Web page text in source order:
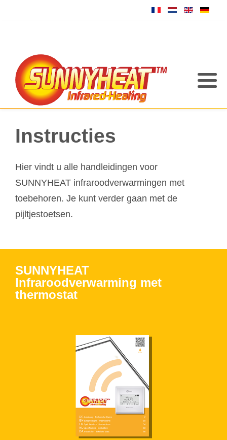
Instructies
Hier vindt u alle handleidingen voor
SUNNYHEAT infraroodverwarmingen met
toebehoren. Je kunt verder gaan met de
pijltjestoetsen.
SUNNYHEAT
Infraroodverwarming met
thermostat